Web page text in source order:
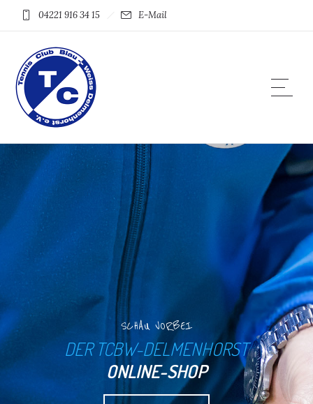
04221 916 34 15 E-Mail
DER TCBW-DELMENHORST
ONLINE-SHOP
SCHAU VORBEI